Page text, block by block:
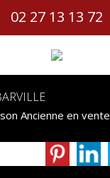
02 27 13 13 72
Ancienne en vente